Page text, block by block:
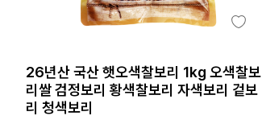
26년산 국산 햇오색찰보리 1kg 오색찰보
리쌀 검정보리 황색찰보리 자색보리 겉보
리 청색보리